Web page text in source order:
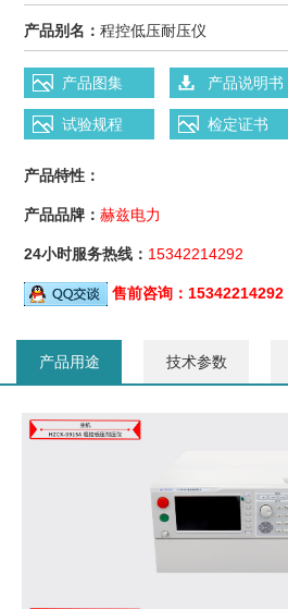
产品别名：程控低压耐压仪
产品图集 产品说明书
试验规程 检定证书
产品特性：
产品品牌：赫兹电力
24小时服务热线： 15342214292
售前咨询： 15342214292
产品用途 技术参数